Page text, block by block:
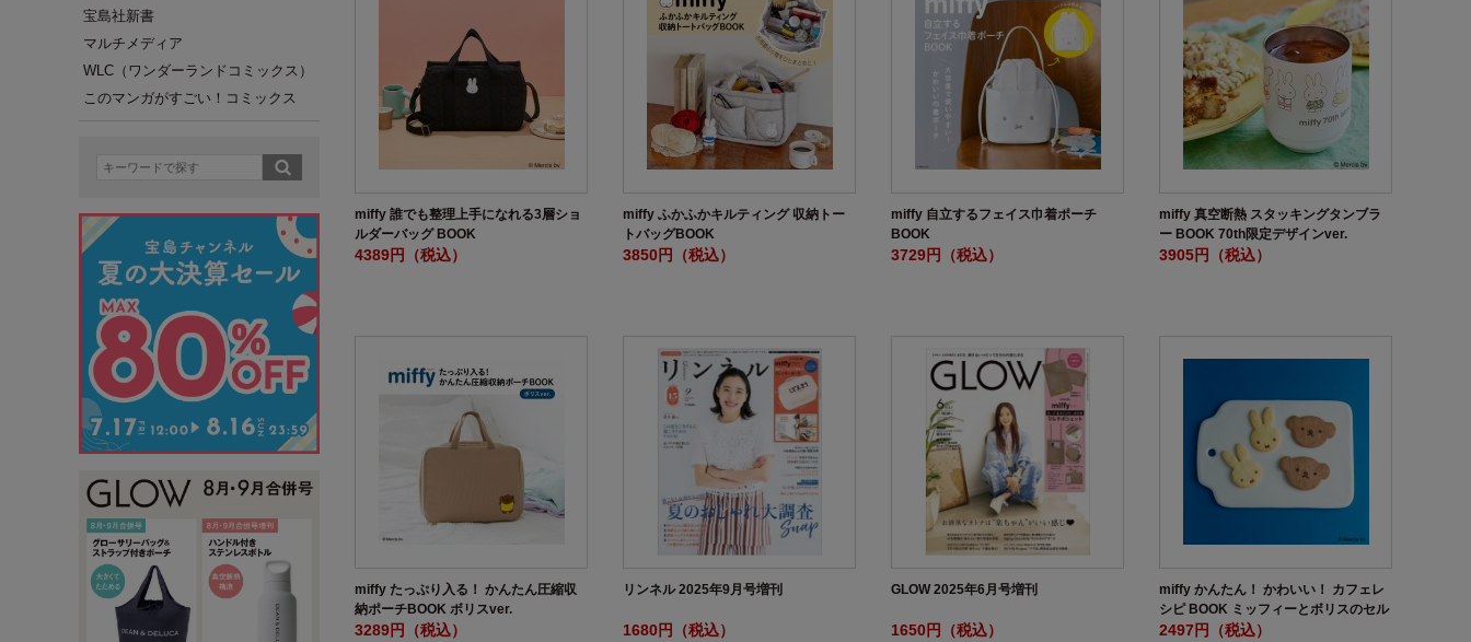
宝島社新書
マルチメディア
WLC（ワンダーランドコミックス）
このマンガがすごい！コミックス
miffy 誰でも整理上手になれる3層ショ
ルダーバッグ BOOK
4389円（税込）
miffy ふかふかキルティング 収納トー
トバッグBOOK
3850円（税込）
miffy 自立するフェイス巾着ポーチ
BOOK
3729円（税込）
miffy 真空断熱 スタッキングタンブラ
ー BOOK 70th限定デザインver.
3905円（税込）
miffy たっぷり入る！ かんたん圧縮収
納ポーチBOOK ボリスver.
3289円（税込）
リンネル 2025年9月号増刊
1680円（税込）
GLOW 2025年6月号増刊
1650円（税込）
miffy かんたん！ かわいい！ カフェレ
シピ BOOK ミッフィーとボリスのセル
クル＆ステンシルシートつき
2497円（税込）